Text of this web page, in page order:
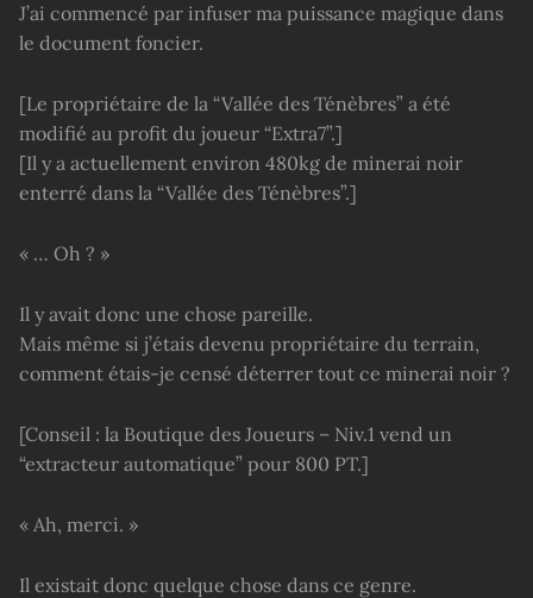
J’ai commencé par infuser ma puissance magique dans
le document foncier.
[Le propriétaire de la “Vallée des Ténèbres” a été
modifié au profit du joueur “Extra7”.]
[Il y a actuellement environ 480kg de minerai noir
enterré dans la “Vallée des Ténèbres”.]
« … Oh ? »
Il y avait donc une chose pareille.
Mais même si j’étais devenu propriétaire du terrain,
comment étais-je censé déterrer tout ce minerai noir ?
[Conseil : la Boutique des Joueurs – Niv.1 vend un
“extracteur automatique” pour 800 PT.]
« Ah, merci. »
Il existait donc quelque chose dans ce genre.